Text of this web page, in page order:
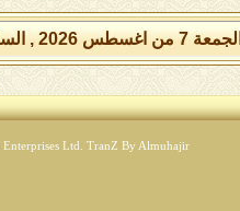
الجمعة 7 من اغسطس 2026 , الساعة الان 04:30:36 مساءً.
Ltd. TranZ By Almuhajir